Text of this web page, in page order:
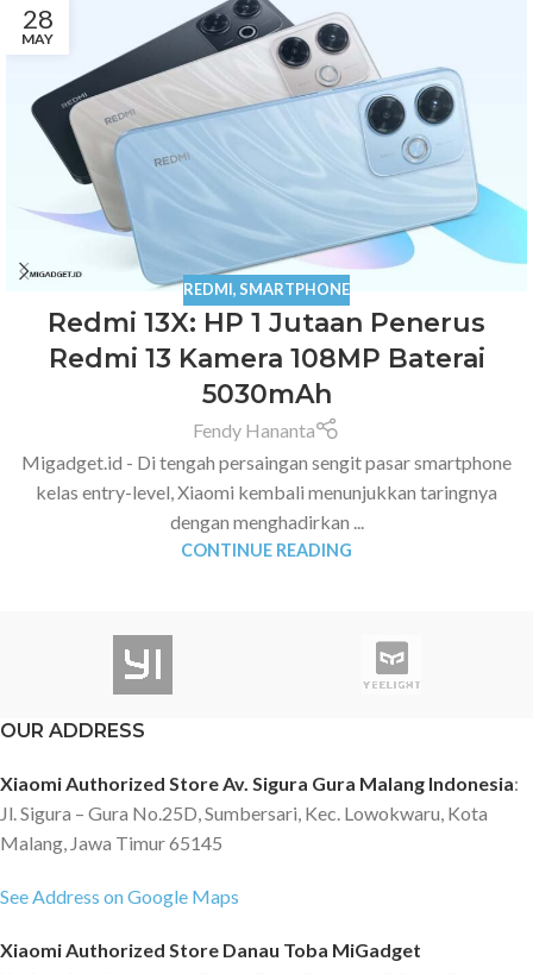
28
MAY
REDMI, SMARTPHONE
Redmi 13X: HP 1 Jutaan Penerus
Redmi 13 Kamera 108MP Baterai
5030mAh
Fendy Hananta
Migadget.id - Di tengah persaingan sengit pasar smartphone
kelas entry-level, Xiaomi kembali menunjukkan taringnya
dengan menghadirkan ...
CONTINUE READING
OUR ADDRESS
Xiaomi Authorized Store Av. Sigura Gura Malang Indonesia:
Jl. Sigura – Gura No.25D, Sumbersari, Kec. Lowokwaru, Kota
Malang, Jawa Timur 65145
See Address on Google Maps
Xiaomi Authorized Store Danau Toba MiGadget